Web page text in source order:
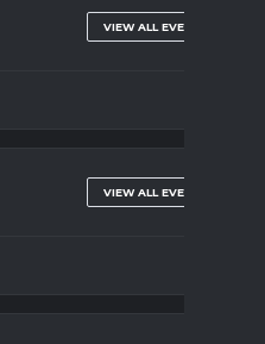
VIEW ALL EVENTS
VIEW ALL EVENTS